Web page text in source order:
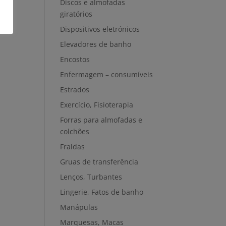
Discos e almofadas
giratórios
Dispositivos eletrónicos
Elevadores de banho
Encostos
Enfermagem – consumíveis
Estrados
Exercício, Fisioterapia
Forras para almofadas e
colchões
Fraldas
Gruas de transferência
Lenços, Turbantes
Lingerie, Fatos de banho
Manápulas
Marquesas, Macas